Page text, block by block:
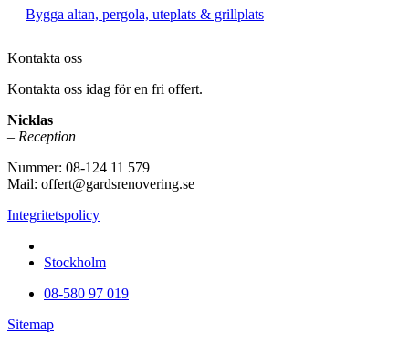
Bygga altan, pergola, uteplats & grillplats
Kontakta oss
Kontakta oss idag för en fri offert.
Nicklas
– Reception
Nummer: 08-124 11 579
Mail: offert@gardsrenovering.se
Integritetspolicy
Stockholm
08-580 97 019
Sitemap